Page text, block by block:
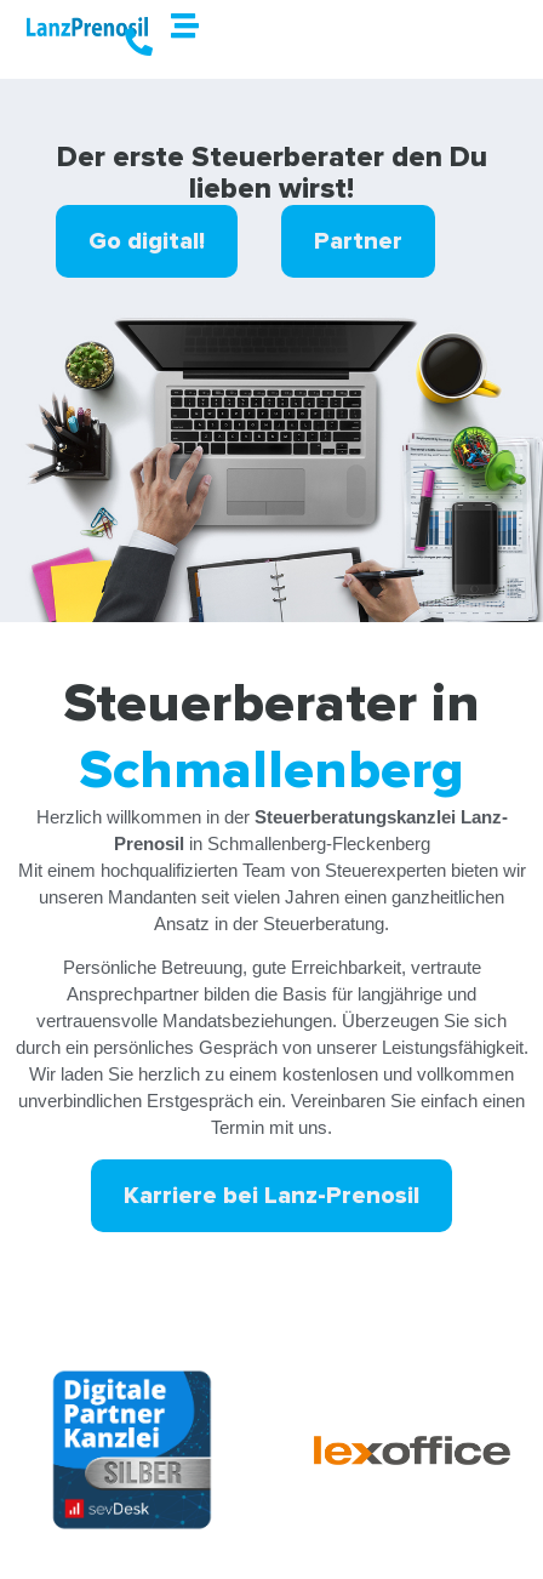
Der erste Steuerberater den Du
lieben wirst!
Go digital! Partner
Steuerberater in
Schmallenberg
Herzlich willkommen in der Steuerberatungskanzlei Lanz-
Prenosil in Schmallenberg-Fleckenberg
Mit einem hochqualifizierten Team von Steuerexperten bieten wir
unseren Mandanten seit vielen Jahren einen ganzheitlichen
Ansatz in der Steuerberatung.
Persönliche Betreuung, gute Erreichbarkeit, vertraute
Ansprechpartner bilden die Basis für langjährige und
vertrauensvolle Mandatsbeziehungen. Überzeugen Sie sich
durch ein persönliches Gespräch von unserer Leistungsfähigkeit.
Wir laden Sie herzlich zu einem kostenlosen und vollkommen
unverbindlichen Erstgespräch ein. Vereinbaren Sie einfach einen
Termin mit uns.
Karriere bei Lanz-Prenosil